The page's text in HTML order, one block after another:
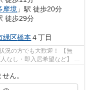
摩境 」駅 徒歩20分
徒歩29分
緑区橋本 ４丁目
の方でも大歓迎！ 【無
なし・即入居希望など】 ネ
ん。